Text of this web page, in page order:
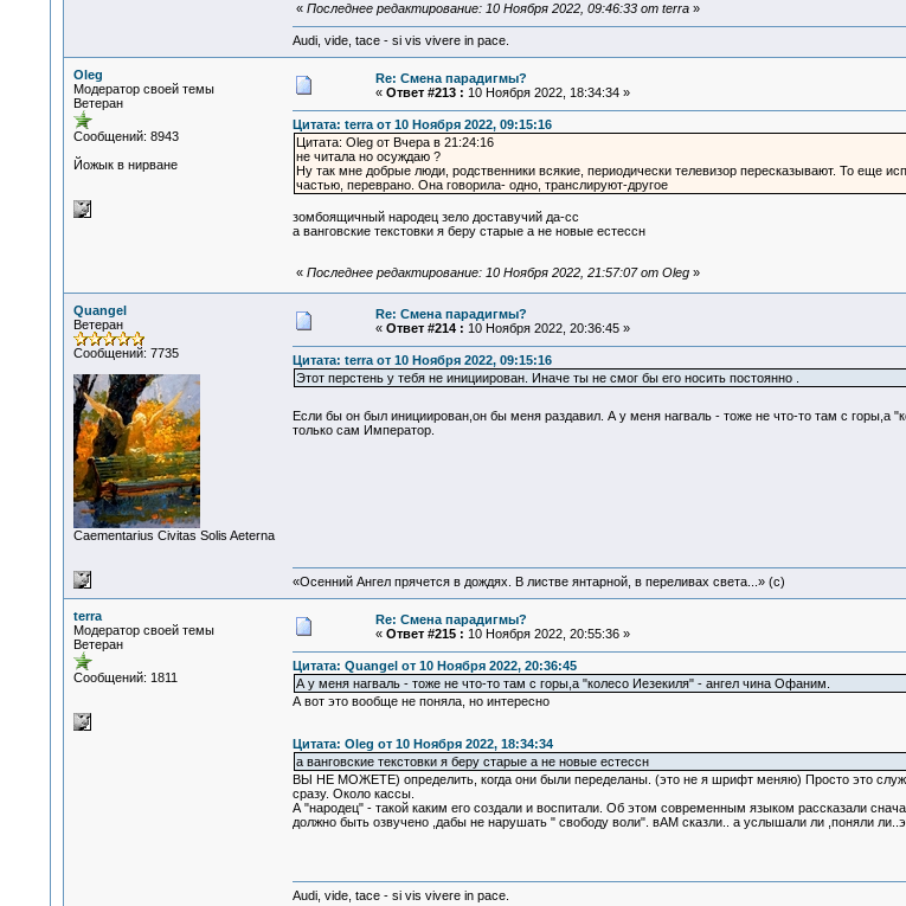
« Последнее редактирование: 10 Ноября 2022, 09:46:33 от terra»
Audi, vide, tace - si vis vivere in pace.
Oleg
Модератор своей темы
Ветеран
Сообщений: 8943
Йожык в нирване
Re: Смена парадигмы?
« Ответ #213 : 10 Ноября 2022, 18:34:34 »
Цитата: terra от 10 Ноября 2022, 09:15:16
Цитата: Oleg от Вчера в 21:24:16
не читала но осуждаю ?
Ну так мне добрые люди, родственники всякие, периодически телевизор пересказывают. То еще
частью, переврано. Она говорила- одно, транслируют-другое
зомбоящичный народец зело доставучий да-сс
а ванговские текстовки я беру старые а не новые естессн
« Последнее редактирование: 10 Ноября 2022, 21:57:07 от Oleg»
Quangel
Ветеран
Сообщений: 7735
Сaementarius Civitas Solis Aeterna
Re: Смена парадигмы?
« Ответ #214 : 10 Ноября 2022, 20:36:45 »
Цитата: terra от 10 Ноября 2022, 09:15:16
Этот перстень у тебя не инициирован. Иначе ты не смог бы его носить постоянно .
Если бы он был инициирован,он бы меня раздавил. А у меня нагваль - тоже не что-то там с горы,а
только сам Император.
«Осенний Ангел прячется в дождях. В листве янтарной, в переливах света...» (c)
terra
Модератор своей темы
Ветеран
Сообщений: 1811
Re: Смена парадигмы?
« Ответ #215 : 10 Ноября 2022, 20:55:36 »
Цитата: Quangel от 10 Ноября 2022, 20:36:45
А у меня нагваль - тоже не что-то там с горы,а "колесо Иезекиля" - ангел чина Офаним.
А вот это вообще не поняла, но интересно
Цитата: Oleg от 10 Ноября 2022, 18:34:34
а ванговские текстовки я беру старые а не новые естессн
ВЫ НЕ МОЖЕТЕ) определить, когда они были переделаны. (это не я шрифт меняю) Просто это
сразу. Около кассы.
А "народец" - такой каким его создали и воспитали. Об этом современным языком рассказали
должно быть озвучено ,дабы не нарушать " свободу воли". вАМ сказли.. а услышали ли ,поняли
Audi, vide, tace - si vis vivere in pace.